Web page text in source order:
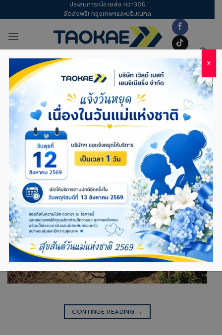
to
ประสบการณ์ขายส่ง กว่า30ปี
จัดส่งฟรี! กรุงเทพฯและปริมณฑล
TAG ARCHIVES:พลาสติกกันชื้น
TOTAL,พลาสติกปูบ่อ
พลาสติกปูบ่อ – เปลี่ยนที่ดินแห้งแล้ง ให้เป็น
บ่อเก็บน้ำสำรองใน 3 วัน!
POSTED ON 05/03/2026 BY TITAPORN
CONTINUE READING →
X